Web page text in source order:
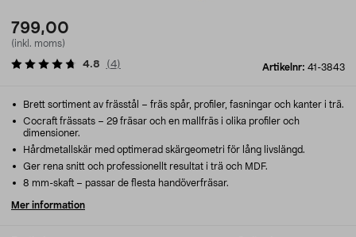
799,00
(inkl. moms)
Artikelnr: 41-3843
4.8 (4)
Brett sortiment av frässtål – fräs spår, profiler, fasningar och kanter i trä.
Cocraft frässats – 29 fräsar och en mallfräs i olika profiler och
dimensioner.
Hårdmetallskär med optimerad skärgeometri för lång livslängd.
Ger rena snitt och professionellt resultat i trä och MDF.
8 mm-skaft – passar de flesta handöverfräsar.
Mer information